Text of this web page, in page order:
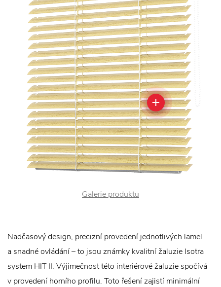
Galerie produktu
Nadčasový design, precizní provedení jednotlivých lamel
a snadné ovládání – to jsou známky kvalitní žaluzie Isotra
system HIT II. Výjimečnost této interiérové žaluzie spočívá
v provedení horního profilu. Toto řešení zajistí minimální